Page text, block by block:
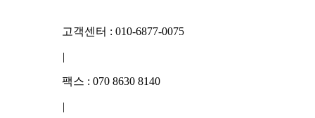
고객센터 : 010-6877-0075
|
팩스 : 070 8630 8140
|